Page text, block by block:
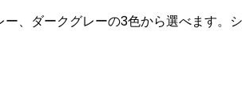
、ダークグレーの3色から選べます。